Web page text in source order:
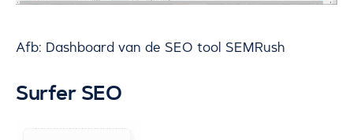
Afb: Dashboard van de SEO tool SEMRush
Surfer SEO